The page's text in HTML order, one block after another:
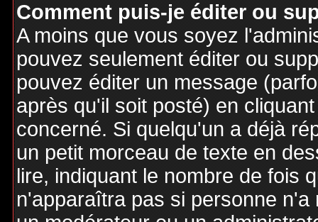
Comment puis-je éditer ou
A moins que vous soyez
pouvez seulement éditer ou
pouvez éditer un message
après qu'il soit posté) en
concerné. Si quelqu'un a déjà
un petit morceau de texte en
lire, indiquant le nombre de fois
n'apparaîtra pas si personne